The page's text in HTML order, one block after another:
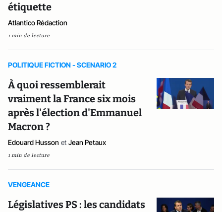
étiquette
Atlantico Rédaction
1 min de lecture
POLITIQUE FICTION - SCENARIO 2
À quoi ressemblerait
vraiment la France six mois
après l'élection d'Emmanuel
Macron ?
Edouard Husson et Jean Petaux
1 min de lecture
VENGEANCE
Législatives PS : les candidats